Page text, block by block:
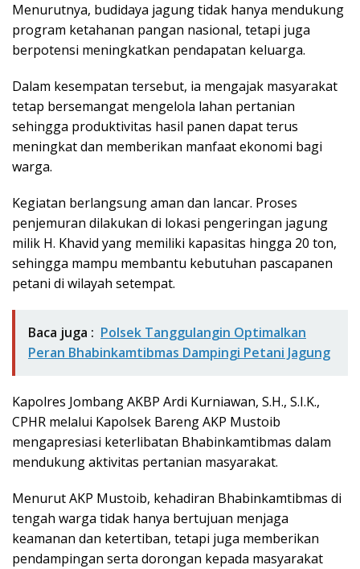
Menurutnya, budidaya jagung tidak hanya mendukung
program ketahanan pangan nasional, tetapi juga
berpotensi meningkatkan pendapatan keluarga.
Dalam kesempatan tersebut, ia mengajak masyarakat
tetap bersemangat mengelola lahan pertanian
sehingga produktivitas hasil panen dapat terus
meningkat dan memberikan manfaat ekonomi bagi
warga.
Kegiatan berlangsung aman dan lancar. Proses
penjemuran dilakukan di lokasi pengeringan jagung
milik H. Khavid yang memiliki kapasitas hingga 20 ton,
sehingga mampu membantu kebutuhan pascapanen
petani di wilayah setempat.
Baca juga : Polsek Tanggulangin Optimalkan
Peran Bhabinkamtibmas Dampingi Petani Jagung
Kapolres Jombang AKBP Ardi Kurniawan, S.H., S.I.K.,
CPHR melalui Kapolsek Bareng AKP Mustoib
mengapresiasi keterlibatan Bhabinkamtibmas dalam
mendukung aktivitas pertanian masyarakat.
Menurut AKP Mustoib, kehadiran Bhabinkamtibmas di
tengah warga tidak hanya bertujuan menjaga
keamanan dan ketertiban, tetapi juga memberikan
pendampingan serta dorongan kepada masyarakat